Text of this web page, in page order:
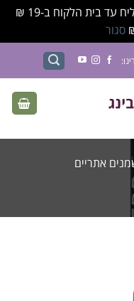
שליח עד בית הלקוח ב-19 ₪
סגור
אתריים